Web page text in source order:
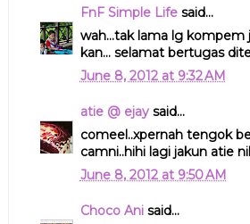
FnF Simple Lifesaid...
wah...tak lama lg kompem
kan... selamat bertugas
June 8, 2012 at 9:32 AM
atie @ ejaysaid...
comeel..xpernah tengok
camni..hihi lagi jakun atie
June 8, 2012 at 9:50 AM
Choco Anisaid...